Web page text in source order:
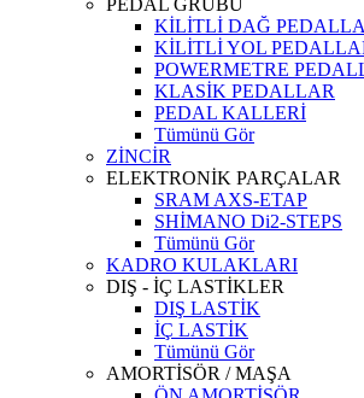
PEDAL GRUBU
KİLİTLİ DAĞ
KİLİTLİ YOL
POWERMETRE
KLASİK PEDALLAR
PEDAL KALLERİ
Tümünü Gör
ZİNCİR
ELEKTRONİK PARÇALAR
SRAM AXS-ETAP
SHİMANO Di2-STEPS
Tümünü Gör
KADRO KULAKLARI
DIŞ - İÇ LASTİKLER
DIŞ LASTİK
İÇ LASTİK
Tümünü Gör
AMORTİSÖR / MAŞA